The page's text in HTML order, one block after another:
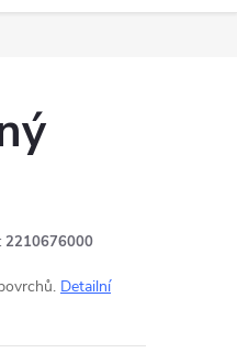
2210676000
Detailní